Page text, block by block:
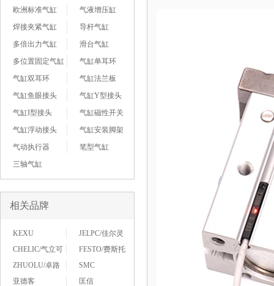
欧洲标准气缸
气液增压缸
焊接夹紧气缸
导杆气缸
多倍出力气缸
滑台气缸
多位置固定气缸
气缸单耳环
气缸双耳环
气缸法兰板
气缸鱼眼接头
气缸Y型接头
气缸I型接头
气缸磁性开关
气缸浮动接头
气缸安装脚架
气动执行器
笔型气缸
三轴气缸
相关品牌
KEXU
JELPC/佳尔灵
CHELIC/气立可
FESTO/费斯托
ZHUOLU/卓路
SMC
亚德客
匡信